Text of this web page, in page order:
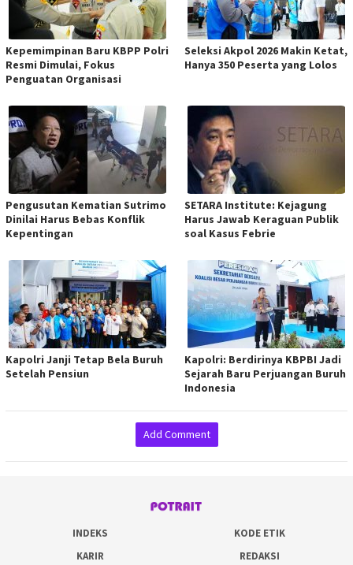
Kepemimpinan Baru KBPP Polri
Resmi Dimulai, Fokus
Penguatan Organisasi
Seleksi Akpol 2026 Makin Ketat,
Hanya 350 Peserta yang Lolos
Pengusutan Kematian Sutrimo
Dinilai Harus Bebas Konflik
Kepentingan
SETARA Institute: Kejagung
Harus Jawab Keraguan Publik
soal Kasus Febrie
Kapolri Janji Tetap Bela Buruh
Setelah Pensiun
Kapolri: Berdirinya KBPBI Jadi
Sejarah Baru Perjuangan Buruh
Indonesia
Add Comment
INDEKS
KODE ETIK
KARIR
REDAKSI